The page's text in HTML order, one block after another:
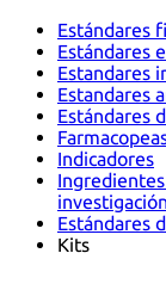
Estándares
Estándares
Estandares
Estandares
Estándares
Indicadores
investigación
Estándares
Kits